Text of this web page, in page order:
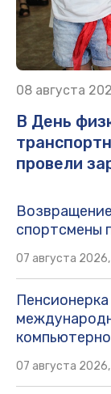
08 августа
В День
провели
спортсмены
07 августа
07 августа 2026,